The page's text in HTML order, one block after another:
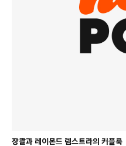
장콸과 레이몬드 렘스트라의 커플룩